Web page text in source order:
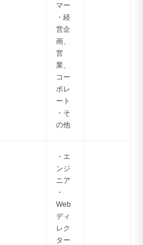
マー
・経
営企
画、
営
業、
コー
ポレ
ート
・そ
の他
・エ
ンジ
ニア
・
Web
ディ
レク
ター